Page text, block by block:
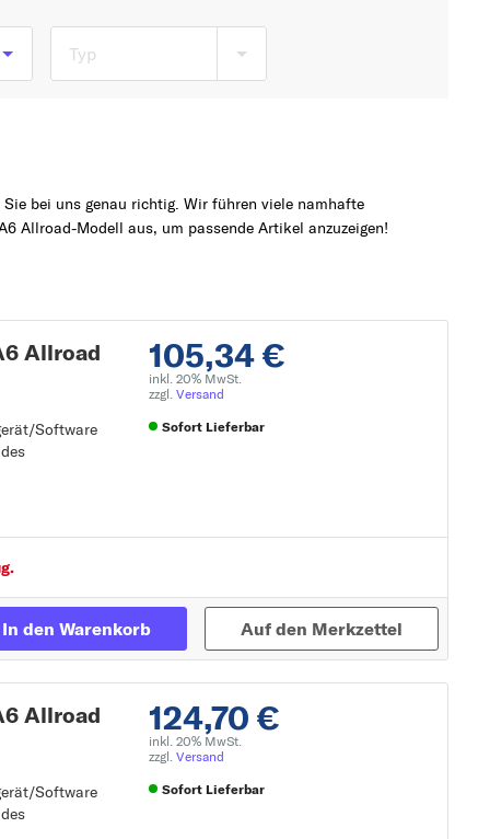
Typ
bei uns genau richtig. Wir führen viele namhafte
Allroad-Modell aus, um passende Artikel anzuzeigen!
105,34 €
inkl. 20% MwSt.
zzgl. Versand
Sofort Lieferbar
Allroad
Software
Software
In den Warenkorb Auf den Merkzettel
124,70 €
inkl. 20% MwSt.
zzgl. Versand
Sofort Lieferbar
Allroad
Software
Software